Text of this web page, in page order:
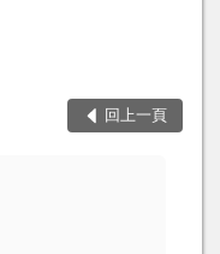
回上一頁